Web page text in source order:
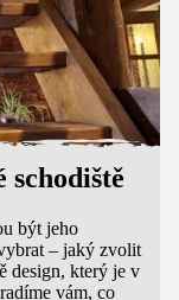
být jeho
– jaký zvolit
design, který je v
vám, co